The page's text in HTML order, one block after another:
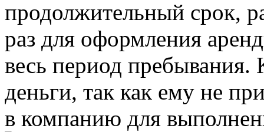
продолжительный срок,
раз для оформления
весь период пребывания.
деньги, так как ему не
в компанию для